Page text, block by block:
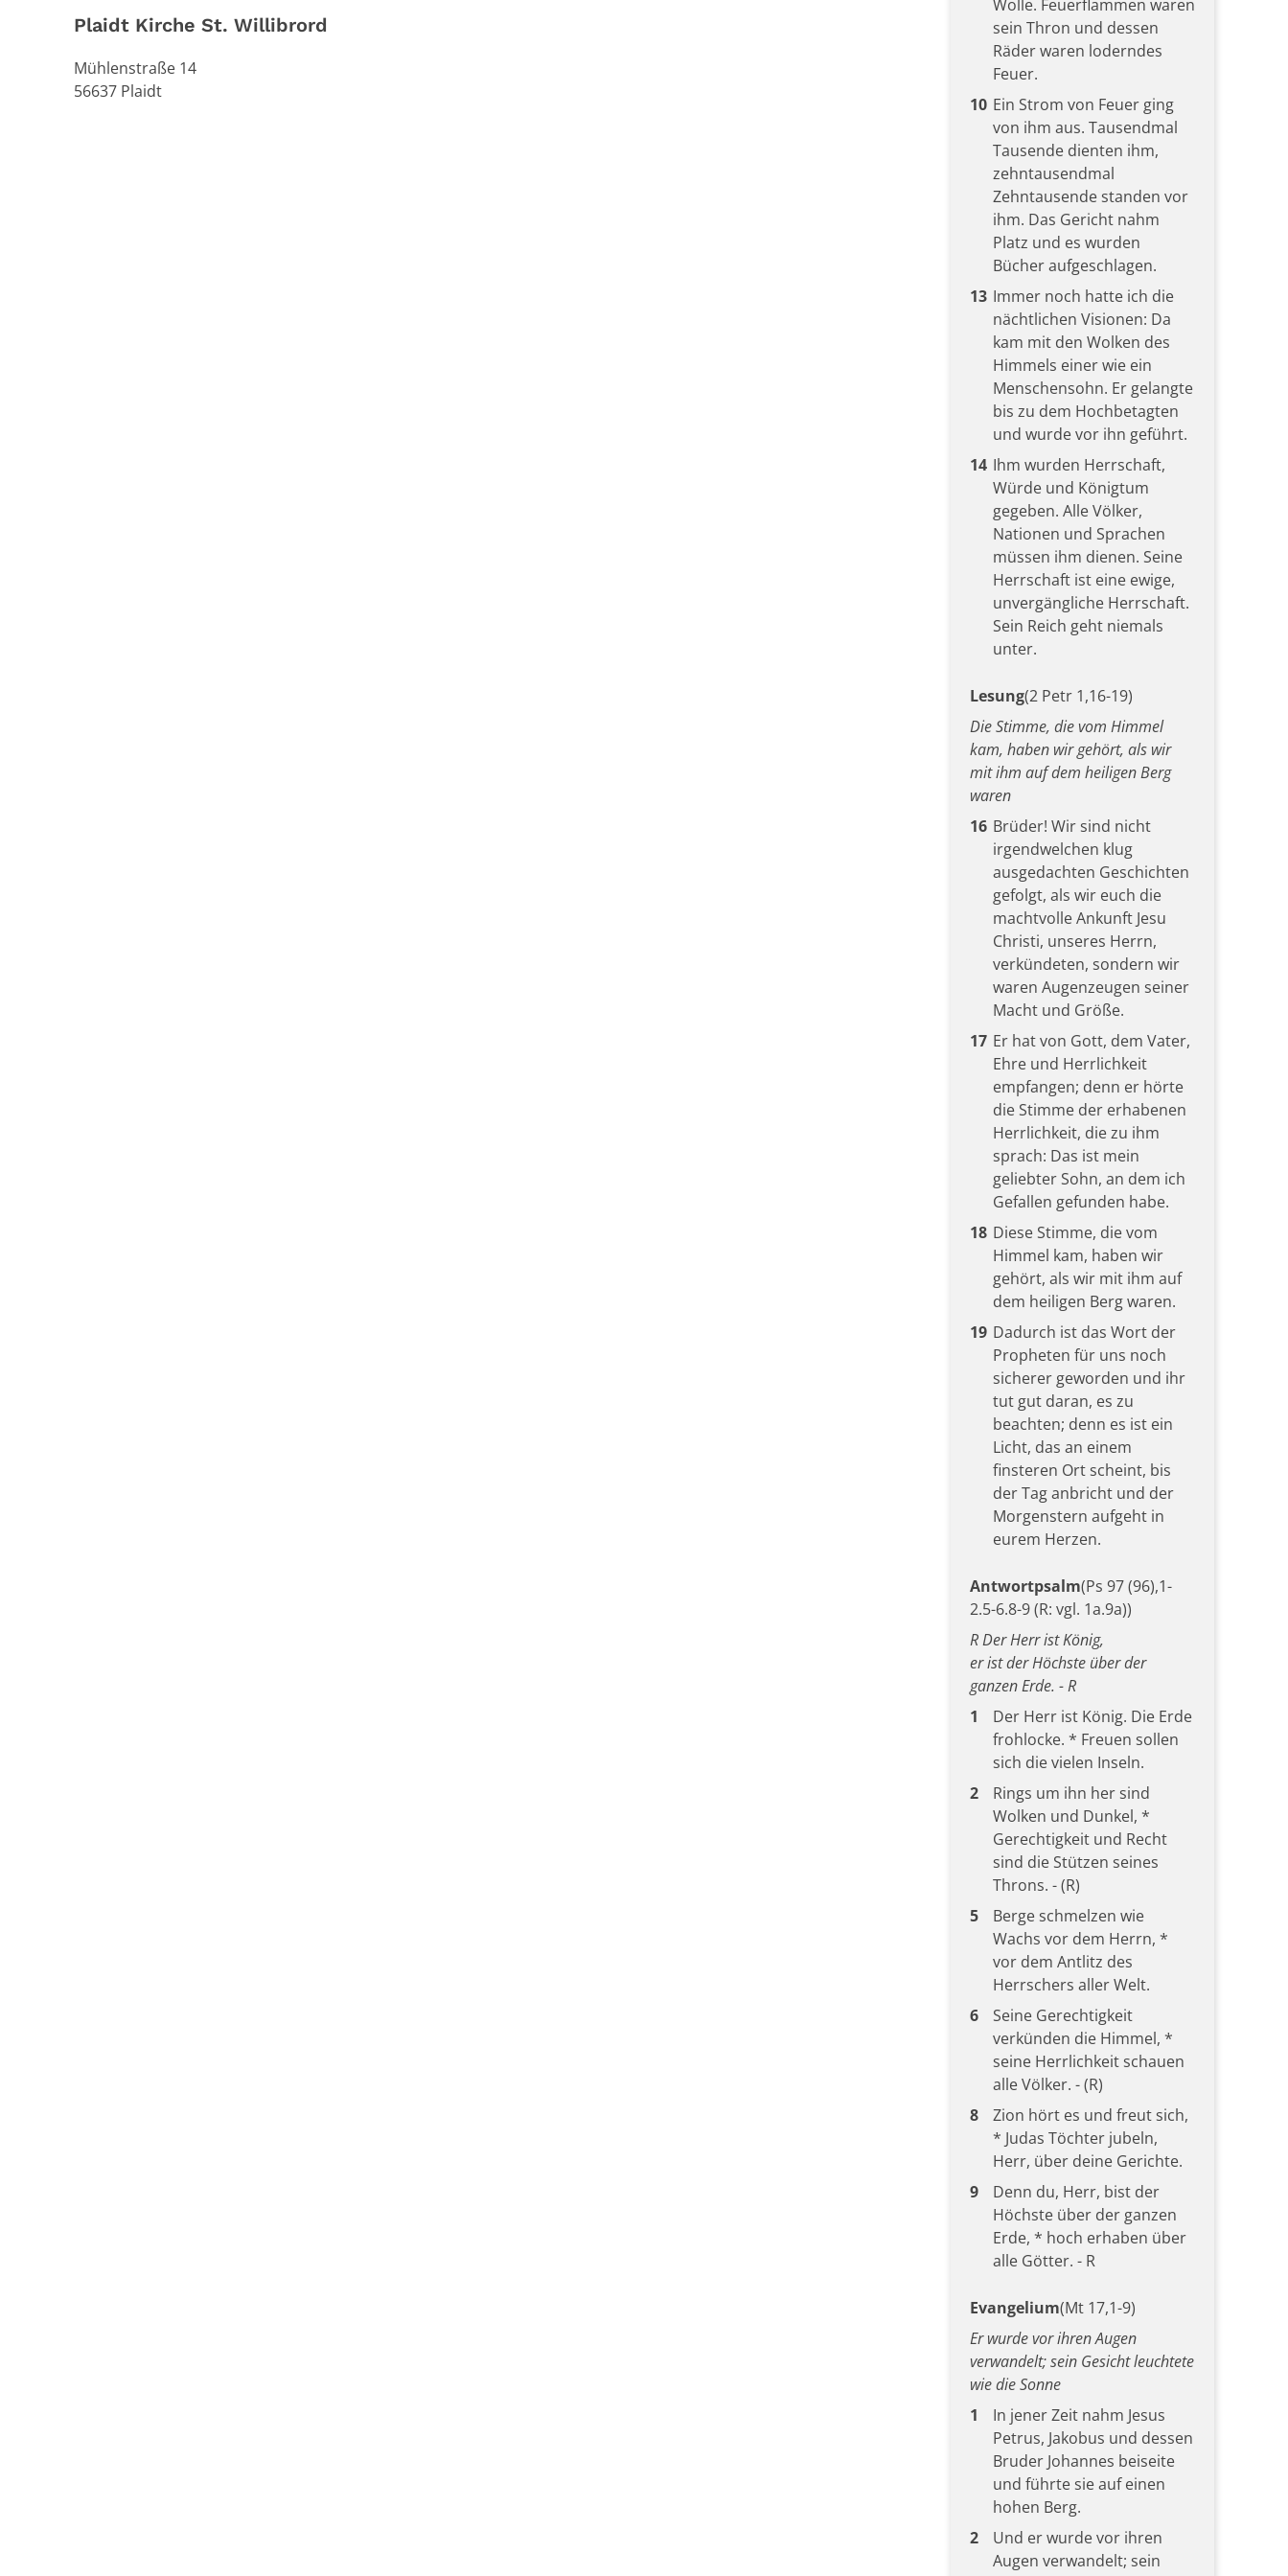
Plaidt Kirche St. Willibrord
Mühlenstraße 14
56637 Plaidt
Wolle. Feuerflammen waren
sein Thron und dessen
Räder waren loderndes
Feuer.
10 Ein Strom von Feuer ging
von ihm aus. Tausendmal
Tausende dienten ihm,
zehntausendmal
Zehntausende standen vor
ihm. Das Gericht nahm
Platz und es wurden
Bücher aufgeschlagen.
13 Immer noch hatte ich die
nächtlichen Visionen: Da
kam mit den Wolken des
Himmels einer wie ein
Menschensohn. Er gelangte
bis zu dem Hochbetagten
und wurde vor ihn geführt.
14 Ihm wurden Herrschaft,
Würde und Königtum
gegeben. Alle Völker,
Nationen und Sprachen
müssen ihm dienen. Seine
Herrschaft ist eine ewige,
unvergängliche Herrschaft.
Sein Reich geht niemals
unter.
Lesung(2 Petr 1,16-19)
Die Stimme, die vom Himmel
kam, haben wir gehört, als wir
mit ihm auf dem heiligen Berg
waren
16 Brüder! Wir sind nicht
irgendwelchen klug
ausgedachten Geschichten
gefolgt, als wir euch die
machtvolle Ankunft Jesu
Christi, unseres Herrn,
verkündeten, sondern wir
waren Augenzeugen seiner
Macht und Größe.
17 Er hat von Gott, dem Vater,
Ehre und Herrlichkeit
empfangen; denn er hörte
die Stimme der erhabenen
Herrlichkeit, die zu ihm
sprach: Das ist mein
geliebter Sohn, an dem ich
Gefallen gefunden habe.
18 Diese Stimme, die vom
Himmel kam, haben wir
gehört, als wir mit ihm auf
dem heiligen Berg waren.
19 Dadurch ist das Wort der
Propheten für uns noch
sicherer geworden und ihr
tut gut daran, es zu
beachten; denn es ist ein
Licht, das an einem
finsteren Ort scheint, bis
der Tag anbricht und der
Morgenstern aufgeht in
eurem Herzen.
Antwortpsalm(Ps 97 (96),1-
2.5-6.8-9 (R: vgl. 1a.9a))
R Der Herr ist König,
er ist der Höchste über der
ganzen Erde. - R
1
Der Herr ist König. Die Erde
frohlocke. * Freuen sollen
sich die vielen Inseln.
2
Rings um ihn her sind
Wolken und Dunkel, *
Gerechtigkeit und Recht
sind die Stützen seines
Throns. - (R)
5
Berge schmelzen wie
Wachs vor dem Herrn, *
vor dem Antlitz des
Herrschers aller Welt.
6
Seine Gerechtigkeit
verkünden die Himmel, *
seine Herrlichkeit schauen
alle Völker. - (R)
8
Zion hört es und freut sich,
* Judas Töchter jubeln,
Herr, über deine Gerichte.
9
Denn du, Herr, bist der
Höchste über der ganzen
Erde, * hoch erhaben über
alle Götter. - R
Evangelium(Mt 17,1-9)
Er wurde vor ihren Augen
verwandelt; sein Gesicht leuchtete
wie die Sonne
1
In jener Zeit nahm Jesus
Petrus, Jakobus und dessen
Bruder Johannes beiseite
und führte sie auf einen
hohen Berg.
2
Und er wurde vor ihren
Augen verwandelt; sein